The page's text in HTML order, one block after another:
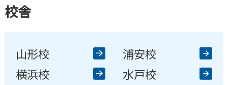
校舎
山形校
浦安校
横浜校
水戸校